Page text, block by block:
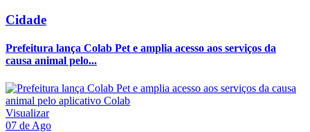
Cidade
Prefeitura lança Colab Pet e amplia acesso aos serviços da
causa animal pelo...
Visualizar
07 de Ago